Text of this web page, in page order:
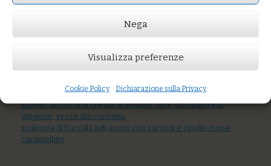
Nega
Visualizza preferenze
Cookie Policy Dichiarazione sulla Privacy
Burger di ceci con sugo di melanzane
Burger di ceci con crema di sedano rapa, giardiniera di
stagione, verza alla curcuma
scaloppa di baccalà agli aromi con carciofi e cipolle rosse
caramellate